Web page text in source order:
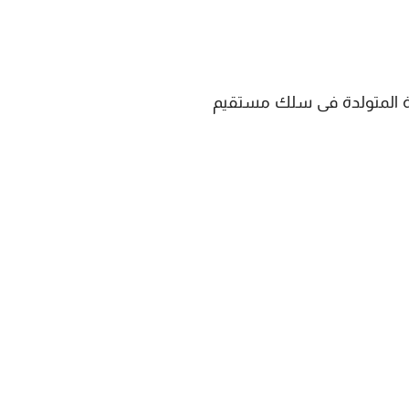
المتولدة فى سلك مستقيم